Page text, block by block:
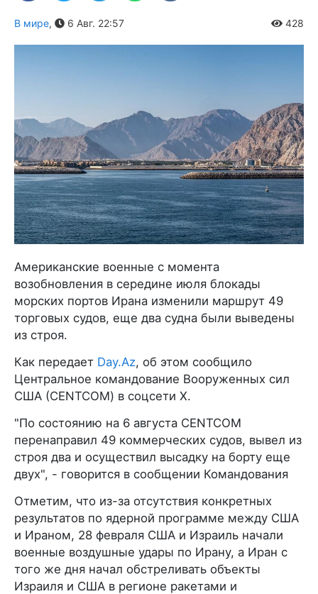
В мире, 6 Авг. 22:57 428
Американские военные с момента
возобновления в середине июля блокады
морских портов Ирана изменили маршрут 49
торговых судов, еще два судна были выведены
из строя.
Как передает Day.Az, об этом сообщило
Центральное командование Вооруженных сил
США (CENTCOM) в соцсети X.
"По состоянию на 6 августа CENTCOM
перенаправил 49 коммерческих судов, вывел из
строя два и осуществил высадку на борту еще
двух", - говорится в сообщении Командования
Отметим, что из-за отсутствия конкретных
результатов по ядерной программе между США
и Ираном, 28 февраля США и Израиль начали
военные воздушные удары по Ирану, а Иран с
того же дня начал обстреливать объекты
Израиля и США в регионе ракетами и